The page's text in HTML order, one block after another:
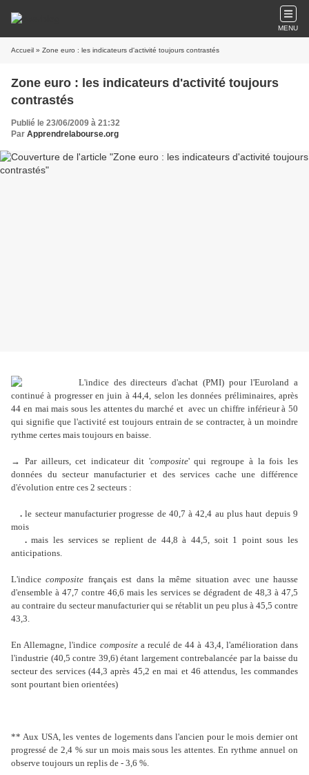
MENU
Accueil » Zone euro : les indicateurs d'activité toujours contrastés
Zone euro : les indicateurs d'activité toujours
contrastés
Publié le 23/06/2009 à 21:32
Par Apprendrelabourse.org
L'indice des directeurs d'achat (PMI) pour l'Euroland a
continué à progresser en juin à 44,4, selon les données préliminaires, après
44 en mai mais sous les attentes du marché et avec un chiffre inférieur à 50
qui signifie que l'activité est toujours entrain de se contracter, à un moindre
rythme certes mais toujours en baisse.
→ Par ailleurs, cet indicateur dit 'composite' qui regroupe à la fois les
données du secteur manufacturier et des services cache une différence
d'évolution entre ces 2 secteurs :
.le secteur manufacturier progresse de 40,7 à 42,4 au plus haut depuis 9
mois
.mais les services se replient de 44,8 à 44,5, soit 1 point sous les
anticipations.
L'indicecomposite français est dans la même situation avec une hausse
d'ensemble à 47,7 contre 46,6 mais les services se dégradent de 48,3 à 47,5
au contraire du secteur manufacturier qui se rétablit un peu plus à 45,5 contre
43,3.
En Allemagne, l'indice compositea reculé de 44 à 43,4, l'amélioration dans
l'industrie (40,5 contre 39,6) étant largement contrebalancée par la baisse du
secteur des services (44,3 après 45,2 en mai et 46 attendus, les commandes
sont pourtant bien orientées)
** Aux USA, les ventes de logements dans l'ancien pour le mois dernier ont
progressé de 2,4 % sur un mois mais sous les attentes. En rythme annuel on
observe toujours un replis de - 3,6 %.